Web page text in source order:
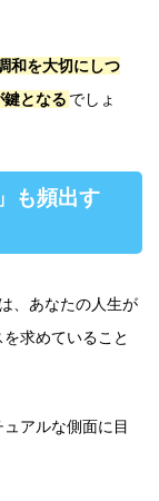
和を大切にしつ
となる でしょ
も頻出す
、あなたの人生が
求めていること
アルな側面に目